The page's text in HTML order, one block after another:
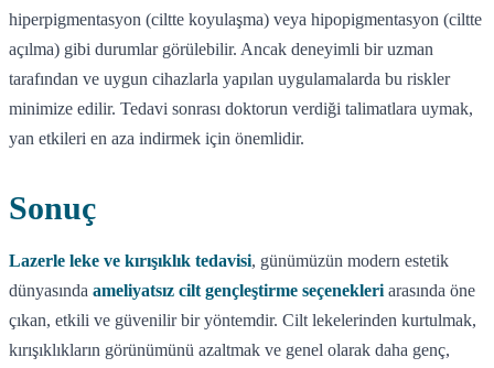
hiperpigmentasyon (ciltte koyulaşma) veya hipopigmentasyon (ciltte
açılma) gibi durumlar görülebilir. Ancak deneyimli bir uzman
tarafından ve uygun cihazlarla yapılan uygulamalarda bu riskler
minimize edilir. Tedavi sonrası doktorun verdiği talimatlara uymak,
yan etkileri en aza indirmek için önemlidir.
Sonuç
Lazerle leke ve kırışıklık tedavisi, günümüzün modern estetik
dünyasında ameliyatsız cilt gençleştirme seçenekleri arasında öne
çıkan, etkili ve güvenilir bir yöntemdir. Cilt lekelerinden kurtulmak,
kırışıklıkların görünümünü azaltmak ve genel olarak daha genç,